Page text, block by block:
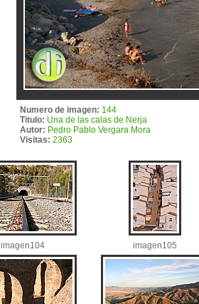
Numero de imagen: 144
Titulo: Una de las calas de Nerja
Autor: Pedro Pablo Vergara Mora
Visitas: 2363
imagen104 imagen105